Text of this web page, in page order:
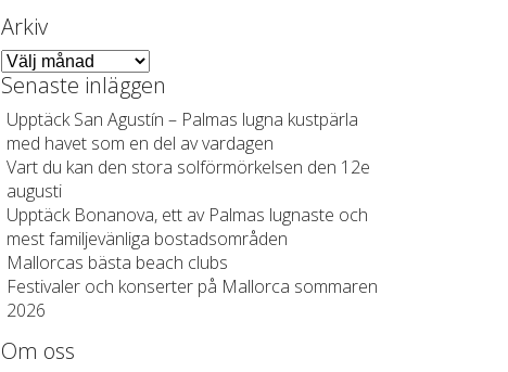
Arkiv
Arkiv
Senaste inläggen
Upptäck San Agustín – Palmas lugna kustpärla
med havet som en del av vardagen
Vart du kan den stora solförmörkelsen den 12e
augusti
Upptäck Bonanova, ett av Palmas lugnaste och
mest familjevänliga bostadsområden
Mallorcas bästa beach clubs
Festivaler och konserter på Mallorca sommaren
2026
Om oss